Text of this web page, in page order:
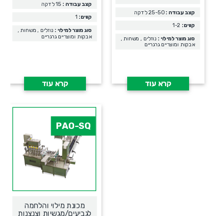
קצב עבודה :
קווים:
סוג מוצר למילוי : נוזלים , משחות ,
אבקות ומוצריים גרגריים
קרא עוד
קצב עבודה : 25-50 לדקה
קווים:
סוג מוצר למילוי : נוזלים , משחות ,
אבקות ומוצריים גרגריים
קרא עוד
PAO-SQ
מכונת מילוי והלחמה
לגביעים/מגשיות וצנצנות